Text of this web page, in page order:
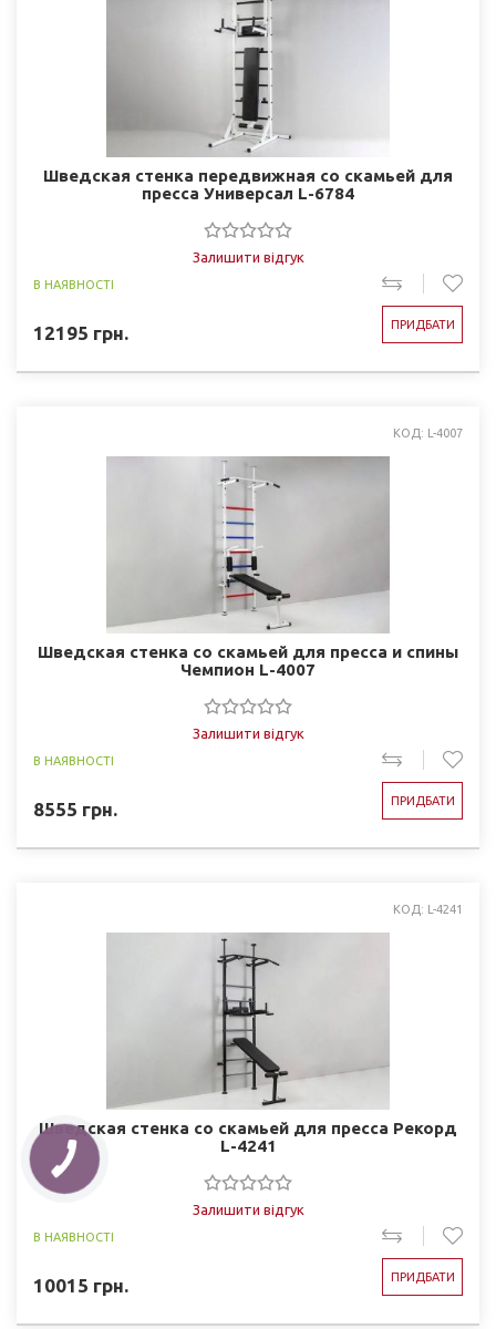
Шведская стенка передвижная со скамьей для
пресса Универсал L-6784
Залишити відгук
В НАЯВНОСТІ
12195 грн. ПРИДБАТИ
КОД: L-4007
Шведская стенка со скамьей для пресса и спины
Чемпион L-4007
Залишити відгук
В НАЯВНОСТІ
8555 грн. ПРИДБАТИ
КОД: L-4241
Шведская стенка со скамьей для пресса Рекорд
L-4241
Залишити відгук
В НАЯВНОСТІ
10015 грн. ПРИДБАТИ